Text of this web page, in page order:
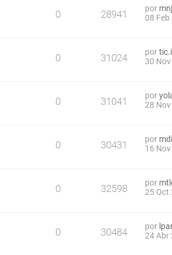
0 28941 por
08 Feb
0 31024 por
30
0 31041 por
28
0 30431 por
16
0 32598 por
25 Oct
0 30484 por
24 Abr